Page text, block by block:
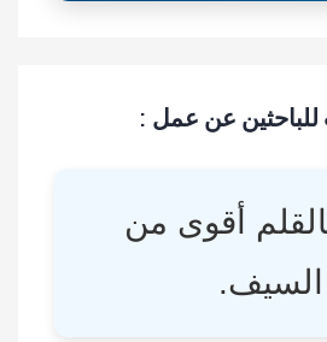
عن عمل :
أقوى من
السيف.